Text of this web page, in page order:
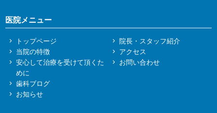
医院メニュー
トップページ
当院の特徴
安心して治療を受けて頂くた
めに
歯科ブログ
お知らせ
院長・スタッフ紹介
アクセス
お問い合わせ